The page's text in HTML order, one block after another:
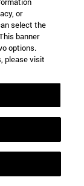
content">
body">
type="button"
aria-
or
select the
banner
options.
please visit